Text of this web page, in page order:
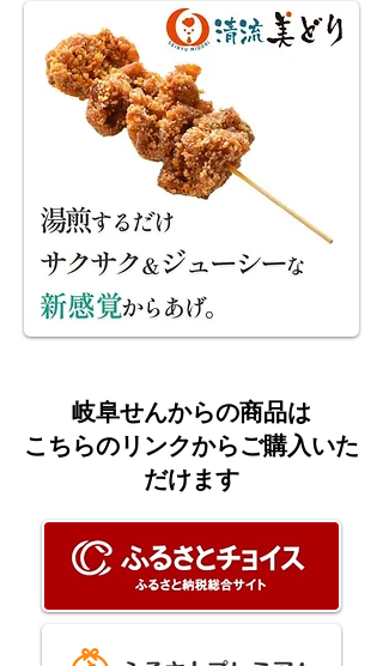
岐阜せんからの商品は
こちらのリンクからご購入いた
だけます